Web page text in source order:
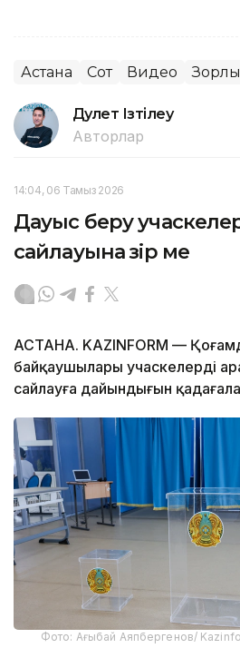
Астана Сот Видео
Дәулет Ізтілеу
Авторлар
14:04, 06 Тамыз 2026
Дауыс беру
сайлауына әзір ме
АСТАНА. KAZINFORM —
байқаушылары учаскелерді
сайлауға дайындығын
Фото: Ағыбай Аяпбергенов/